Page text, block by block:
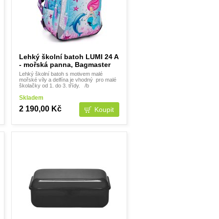
Lehký školní batoh LUMI 24 A
- mořská panna, Bagmaster
Lehký školní batoh s motivem malé
mořské víly a delfína je vhodný pro malé
školačky od 1. do 3. třídy. /b
Skladem
2 190,00 Kč